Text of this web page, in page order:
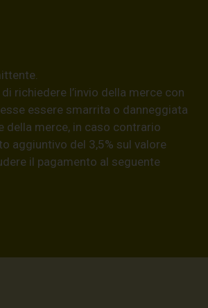
richiedere l’invio della merce con
essere smarrita o danneggiata
della merce, in caso contrario
aggiuntivo del 3,5% sul valore
il pagamento al seguente